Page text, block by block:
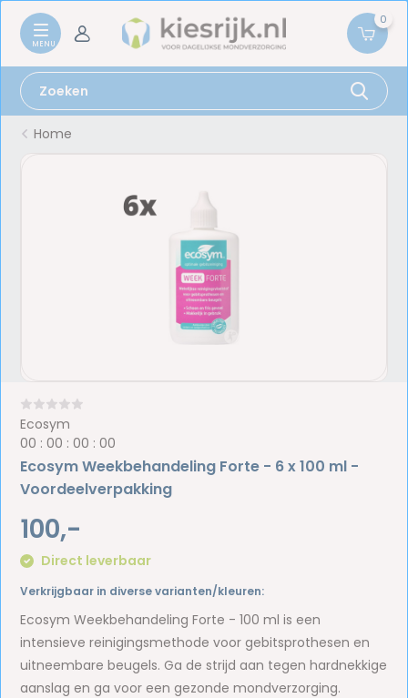
0
Home
Ecosym
00 :00 :00 :00
Ecosym Weekbehandeling Forte - 6 x 100 ml -
Voordeelverpakking
100,-
Direct leverbaar
Verkrijgbaar in diverse varianten/kleuren:
Ecosym Weekbehandeling Forte - 100 ml is een
intensieve reinigingsmethode voor gebitsprothesen en
uitneembare beugels. Ga de strijd aan tegen hardnekkige
aanslag en ga voor een gezonde mondverzorging.